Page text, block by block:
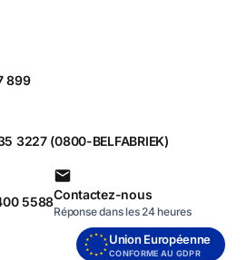
899
3227 (0800-BELFABRIEK)
5588Contactez-nous
Réponse dans les 24 heures
Union Européenne
CONFORME AU GDPR